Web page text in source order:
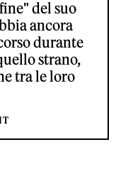
del suo
ancora
durante
strano,
tra le loro